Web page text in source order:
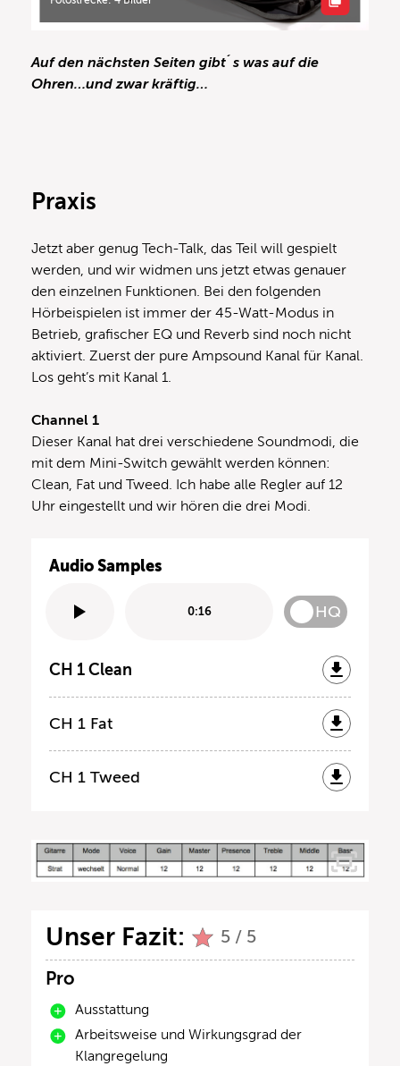
Auf den nächsten Seiten gibt´s was auf die
Ohren…und zwar kräftig…
Praxis
Jetzt aber genug Tech-Talk, das Teil will gespielt
werden, und wir widmen uns jetzt etwas genauer
den einzelnen Funktionen. Bei den folgenden
Hörbeispielen ist immer der 45-Watt-Modus in
Betrieb, grafischer EQ und Reverb sind noch nicht
aktiviert. Zuerst der pure Ampsound Kanal für Kanal.
Los geht’s mit Kanal 1.
Channel 1
Dieser Kanal hat drei verschiedene Soundmodi, die
mit dem Mini-Switch gewählt werden können:
Clean, Fat und Tweed. Ich habe alle Regler auf 12
Uhr eingestellt und wir hören die drei Modi.
Audio Samples
0:16 HQ
CH 1 Clean
CH 1 Fat
CH 1 Tweed
Unser Fazit: 5 / 5
Pro
Ausstattung
Arbeitsweise und Wirkungsgrad der
Klangregelung